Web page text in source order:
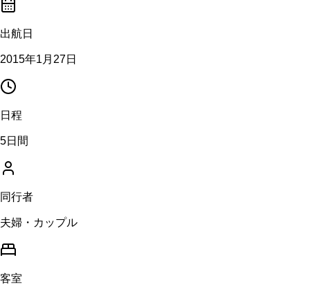
出航日
2015年1月27日
日程
5日間
同行者
夫婦・カップル
客室